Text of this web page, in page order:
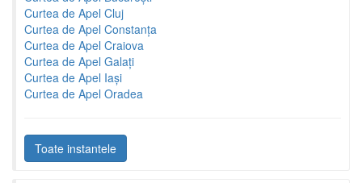
Curtea de Apel Cluj
Curtea de Apel Constanța
Curtea de Apel Craiova
Curtea de Apel Galați
Curtea de Apel Iași
Curtea de Apel Oradea
Toate instantele